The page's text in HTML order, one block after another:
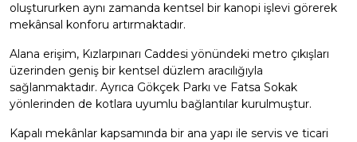
oluştururken aynı zamanda kentsel bir kanopi işlevi görerek
mekânsal konforu artırmaktadır.
Alana erişim, Kızlarpınarı Caddesi yönündeki metro çıkışları
üzerinden geniş bir kentsel düzlem aracılığıyla
sağlanmaktadır. Ayrıca Gökçek Parkı ve Fatsa Sokak
yönlerinden de kotlara uyumlu bağlantılar kurulmuştur.
Kapalı mekânlar kapsamında bir ana yapı ile servis ve ticari